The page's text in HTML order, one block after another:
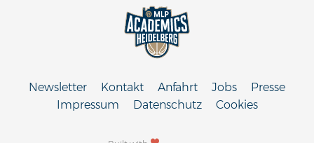
Newsletter Kontakt Anfahrt Jobs
Presse
Impressum
Datenschutz Cookies